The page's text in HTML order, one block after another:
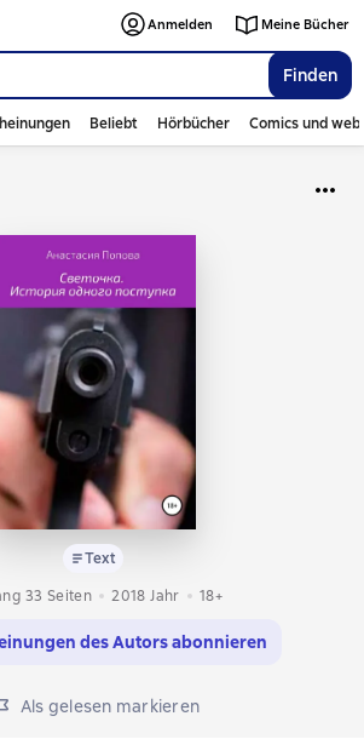
Finden
Anmelden Meine Bücher
Beliebt Hörbücher Comics und
Text
33 Seiten
2018 Jahr 18+
des Autors abonnieren
Als gelesen markieren